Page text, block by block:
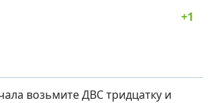
возьмите ДВС тридцатку и